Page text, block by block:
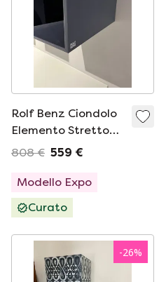
Rolf Benz Ciondolo
Elemento Stretto
Blu
808 € 559 €
Modello Expo
Curato
-26%